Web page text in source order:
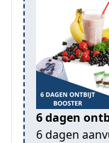
6 dagen
6 dagen